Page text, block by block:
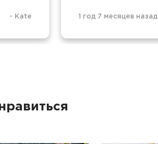
- Kate 1 год 7 месяцев назад